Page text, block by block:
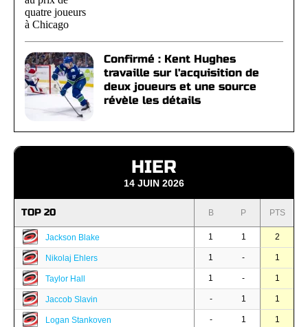
Confirmé : Kent Hughes
travaille sur l'acquisition de
deux joueurs et une source
révèle les détails
HIER
14 JUIN 2026
TOP 20 B P PTS
Jackson Blake 1 1 2
Nikolaj Ehlers 1 - 1
Taylor Hall 1 - 1
Jaccob Slavin - 1 1
Logan Stankoven - 1 1